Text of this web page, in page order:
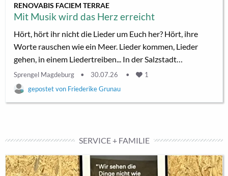
RENOVABIS FACIEM TERRAE
Mit Musik wird das Herz erreicht
Hört, hört ihr nicht die Lieder um Euch her? Hört, ihre
Worte rauschen wie ein Meer. Lieder kommen, Lieder
gehen, in einem Liedertreiben... In der Salzstadt
Schönebeck an der Elbe gibt es Schulschulchöre (wie u.a.
am Gymnasium Dr. Carl Hermann), einen Shanty-Chor,
einen Männerchor (Orpheus in Pretzien, in diesem Jahr
Sprengel Magdeburg 30.07.26
1
Friederike Grunau
SERVICE + FAMILIE